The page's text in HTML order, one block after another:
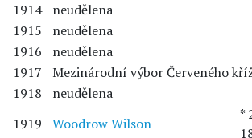
1914
neudělena
1915
neudělena
1916
neudělena
1917
Mezinárodní výbor Červeného
1918
neudělena
1919
Woodrow Wilson
*